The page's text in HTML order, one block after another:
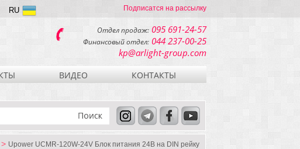
Подписатся на рассылку
RU
Отдел продаж: 095 691-24-57
Финансовый отдел: 044 237-00-25
kp@arlight-group.com
ВИДЕО КОНТАКТЫ
> Upower UCMR-120W-24V Блок питания 24В на DIN рейку